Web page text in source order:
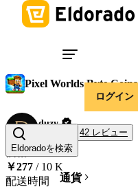
ログイン
Eldoradoを検索
通貨
Pixel Worlds Byte Coins
duzy
42 レビュー
価格
￥277 / 10 K
配送時間